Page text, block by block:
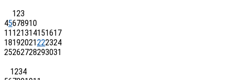
123
45678910
11 121314151617
18192021222324
25262728293031
1234